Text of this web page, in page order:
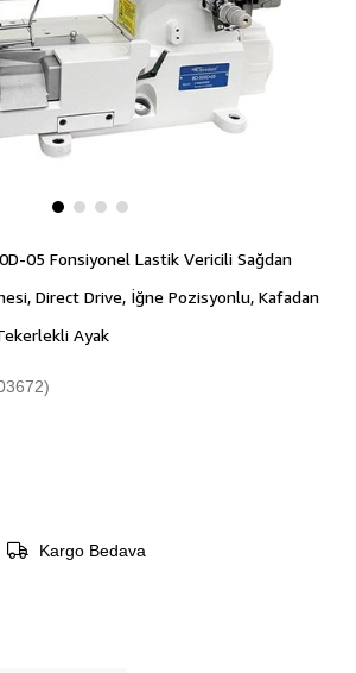
05 Fonsiyonel Lastik Vericili Sağdan
Direct Drive, İğne Pozisyonlu, Kafadan
Ayak
Kargo Bedava